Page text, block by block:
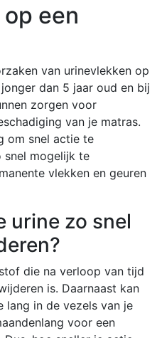
een
van urinevlekken op
dan 5 jaar oud en bij
zorgen voor
van je matras.
om snel actie te
snel mogelijk te
vlekken en geuren
urine zo snel
die na verloop van tijd
is. Daarnaast kan
lang in de vezels van je
voor een